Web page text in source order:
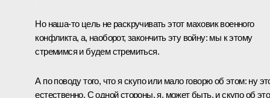
Но наша-то цель не раскручивать этот маховик военного
конфликта, а, наоборот, закончить эту войну: мы к этому
стремимся и будем стремиться.
А по поводу того, что я скупо или мало говорю об этом: ну
естественно. С одной стороны, я, может быть, и скупо об